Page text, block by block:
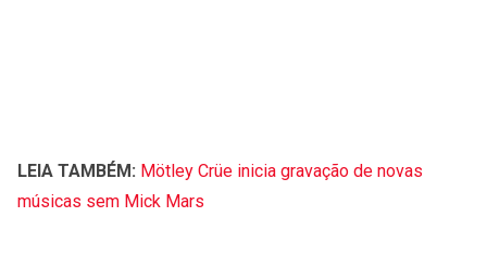
LEIA TAMBÉM: Mötley Crüe inicia gravação de novas
músicas sem Mick Mars